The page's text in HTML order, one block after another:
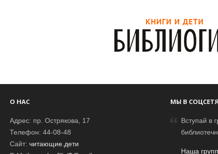
О НАС
Адрес: пр. Острякова, 17
Телефон: 44-08-48
Сайт: читающие.дети
МЫ В
Вступай в
Наша